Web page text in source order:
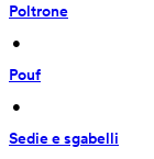
Poltrone
•
Pouf
•
Sedie e sgabelli